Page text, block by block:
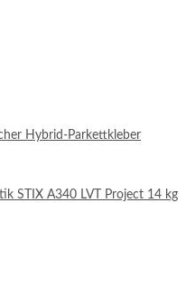
Hybrid-Parkettkleber